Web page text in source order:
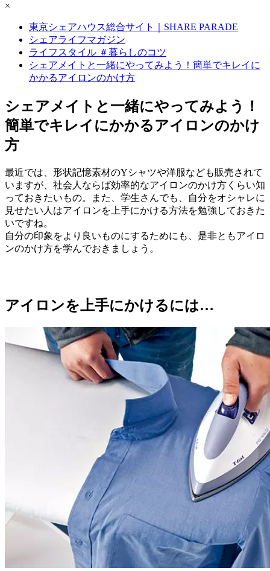
×
東京シェアハウス総合サイト｜SHARE PARADE
シェアライフマガジン
ライフスタイル ＃暮らしのコツ
シェアメイトと一緒にやってみよう！簡単でキレイに
かかるアイロンのかけ方
シェアメイトと一緒にやってみよう！
簡単でキレイにかかるアイロンのかけ
方
最近では、形状記憶素材のYシャツや洋服なども販売されて
いますが、社会人ならば効率的なアイロンのかけ方くらい知
っておきたいもの。また、学生さんでも、自分をオシャレに
見せたい人はアイロンを上手にかける方法を勉強しておきた
いですね。
自分の印象をより良いものにするためにも、是非ともアイロ
ンのかけ方を学んでおきましょう。
アイロンを上手にかけるには…